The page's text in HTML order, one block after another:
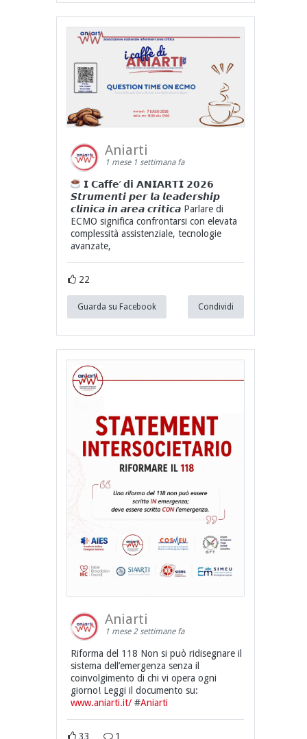
Aniarti
1 mese 1 settimana fa
𝗜 𝗖𝗮𝗳𝗳𝗲’ 𝗱𝗶 𝗔𝗡𝗜𝗔𝗥𝗧𝗜 𝟮𝟬𝟮𝟲
𝙎𝙩𝙧𝙪𝙢𝙚𝙣𝙩𝙞 𝙥𝙚𝙧 𝙡𝙖 𝙡𝙚𝙖𝙙𝙚𝙧𝙨𝙝𝙞𝙥
𝙘𝙡𝙞𝙣𝙞𝙘𝙖 𝙞𝙣 𝙖𝙧𝙚𝙖 𝙘𝙧𝙞𝙩𝙞𝙘𝙖 Parlare di
ECMO significa confrontarsi con elevata
complessità assistenziale, tecnologie
avanzate,
22
Guarda su Facebook Condividi
Aniarti
1 mese 2 settimane fa
Riforma del 118 Non si può ridisegnare il
sistema dell’emergenza senza il
coinvolgimento di chi vi opera ogni
giorno! Leggi il documento su:
www.aniarti.it/#Aniarti
33 1